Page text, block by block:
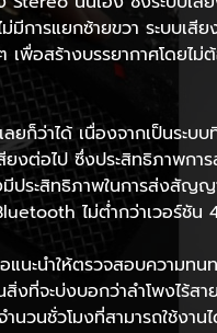
การแยกซ้ายขวา ระบบเสี
อสร้างบรรยากาศโดยไม่
ยก็ว่าได้ เนื่องจากเป็นร
สียงต่อไป ซึ่งประสิทธิภาพ
ะสิทธิภาพในการส่งสัญญ
ไม่ต่ำกว่าเวอร์ชั
นะนำให้ตรวจสอบความท
จะบ่งบอกว่าลำโพงไร้สา
วนชั่วโมงที่สามารถใช้งาน